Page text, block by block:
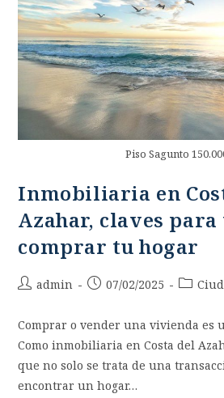
Piso Sagunto
Inmobiliaria en
Azahar, claves
comprar tu hogar
admin 07/02/2025
Comprar o vender una vivienda es
Como inmobiliaria en Costa del
que no solo se trata de una
encontrar un hogar…